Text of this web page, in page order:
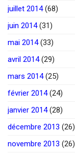
juillet 2014(68)
juin 2014(31)
mai 2014(33)
avril 2014(29)
mars 2014(25)
février 2014(24)
janvier 2014(28)
décembre 2013 (26)
novembre 2013 (26)